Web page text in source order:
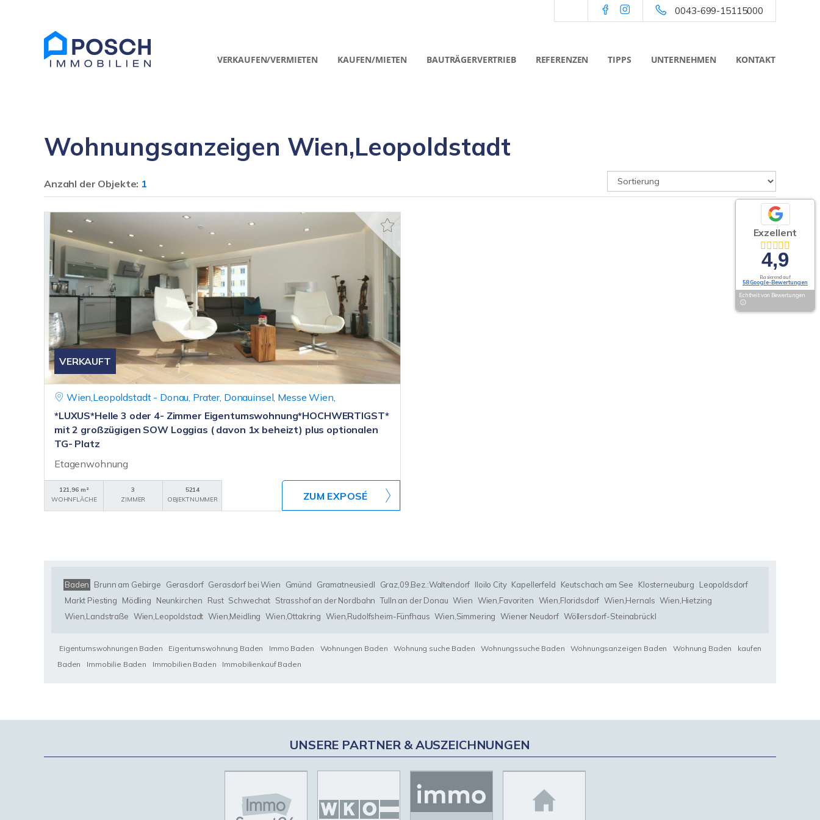
0043-699-15115000
VERKAUFEN/VERMIETEN KAUFEN/MIETEN BAUTRÄGERVERTRIEB REFERENZEN TIPPS UNTERNEHMEN KONTAKT
Wohnungsanzeigen Wien,Leopoldstadt
Anzahl der Objekte: 1
VERKAUFT
Wien,Leopoldstadt - Donau, Prater, Donauinsel, Messe Wien,
*LUXUS*Helle 3 oder 4- Zimmer Eigentumswohnung*HOCHWERTIGST*
mit 2 großzügigen SOW Loggias ( davon 1x beheizt) plus optionalen
TG- Platz
Etagenwohnung
121,96 m²
WOHNFLÄCHE
3
ZIMMER
5214
OBJEKTNUMMER
ZUM EXPOSÉ
Baden Brunn am Gebirge Gerasdorf Gerasdorf bei Wien Gmünd Gramatneusiedl Graz,09.Bez.:Waltendorf Iloilo City Kapellerfeld Keutschach am See Klosterneuburg
Leopoldsdorf
Markt Piesting
Mödling Neunkirchen Rust Schwechat Strasshof an der Nordbahn Tulln an der Donau Wien Wien,Favoriten Wien,Floridsdorf Wien,Hernals Wien,Hietzing
Wien,Landstraße Wien,Leopoldstadt Wien,Meidling Wien,Ottakring Wien,Rudolfsheim-Fünfhaus Wien,Simmering Wiener Neudorf Wöllersdorf-Steinabrückl
Eigentumswohnungen Baden Eigentumswohnung Baden Immo Baden Wohnungen Baden Wohnung suche Baden Wohnungssuche Baden Wohnungsanzeigen Baden Wohnung Baden
kaufen
Baden
Immobilie Baden Immobilien Baden Immobilienkauf Baden
Exzellent
4,9
Basierend auf
58 Google-Bewertungen
Echtheit von Bewertungen
UNSERE PARTNER & AUSZEICHNUNGEN